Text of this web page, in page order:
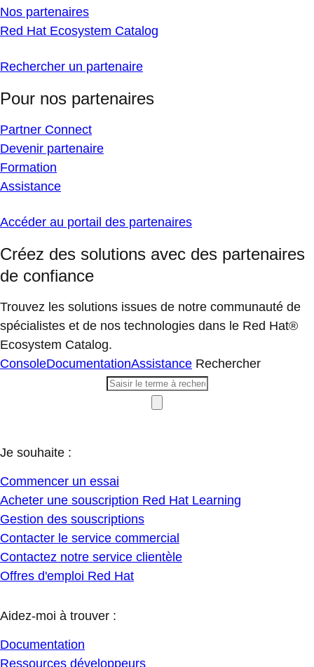
Nos partenaires
Red Hat Ecosystem Catalog
Rechercher un partenaire
Pour nos partenaires
Partner Connect
Devenir partenaire
Formation
Assistance
Accéder au portail des partenaires
Créez des solutions avec des partenaires
de confiance
Trouvez les solutions issues de notre communauté de
spécialistes et de nos technologies dans le Red Hat®
Ecosystem Catalog.
ConsoleDocumentationAssistance Rechercher
Je souhaite :
Commencer un essai
Acheter une souscription Red Hat Learning
Gestion des souscriptions
Contacter le service commercial
Contactez notre service clientèle
Offres d'emploi Red Hat
Aidez-moi à trouver :
Documentation
Ressources développeurs